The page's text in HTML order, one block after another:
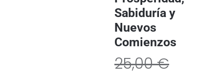
Sabiduría y
Nuevos
Comienzos
25,00€